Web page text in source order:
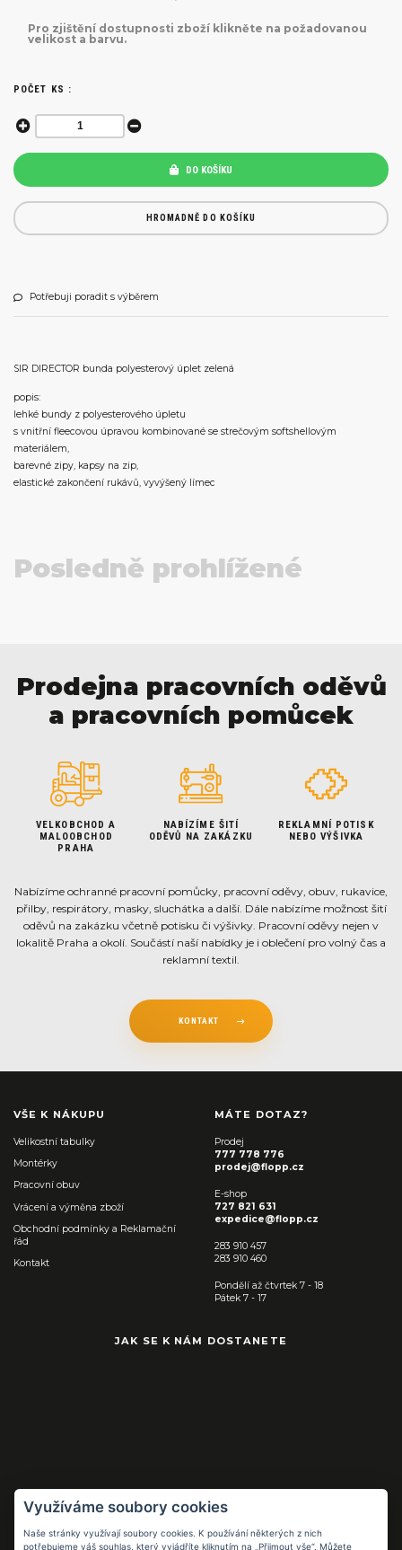
Pro zjištění dostupnosti zboží klikněte na požadovanou
velikost a barvu.
POČET KS :
DO KOŠÍKU
HROMADNĚ DO KOŠÍKU
Potřebuji poradit s výběrem
SIR DIRECTOR bunda polyesterový úplet zelená
popis:
lehké bundy z polyesterového úpletu
s vnitřní fleecovou úpravou kombinované se strečovým softshellovým
materiálem,
barevné zipy, kapsy na zip,
elastické zakončení rukávů, vyvýšený límec
Posledně prohlížené
Prodejna pracovních oděvů
a pracovních pomůcek
VELKOBCHOD A
MALOOBCHOD
PRAHA
NABÍZÍME ŠITÍ
ODĚVŮ NA ZAKÁZKU
REKLAMNÍ POTISK
NEBO VÝŠIVKA
Nabízíme ochranné pracovní pomůcky, pracovní oděvy, obuv, rukavice,
přilby, respirátory, masky, sluchátka a další. Dále nabízíme možnost šití
oděvů na zakázku včetně potisku či výšivky. Pracovní oděvy nejen v
lokalitě Praha a okolí. Součástí naší nabídky je i oblečení pro volný čas a
reklamní textil.
KONTAKT
VŠE K NÁKUPU
Velikostní tabulky
Montérky
Pracovní obuv
Vrácení a výměna zboží
Obchodní podmínky a Reklamační
řád
Kontakt
MÁTE DOTAZ?
Prodej
777 778 776
prodej@flopp.cz
E-shop
727 821 631
expedice@flopp.cz
283 910 457
283 910 460
Pondělí až čtvrtek 7 - 18
Pátek 7 - 17
JAK SE K NÁM DOSTANETE
Pracovní pomůcky
Využíváme soubory cookies
Naše stránky využívají soubory cookies. K používání některých z nich
potřebujeme váš souhlas, který vyjádříte kliknutím na „Přijmout vše“. Můžete